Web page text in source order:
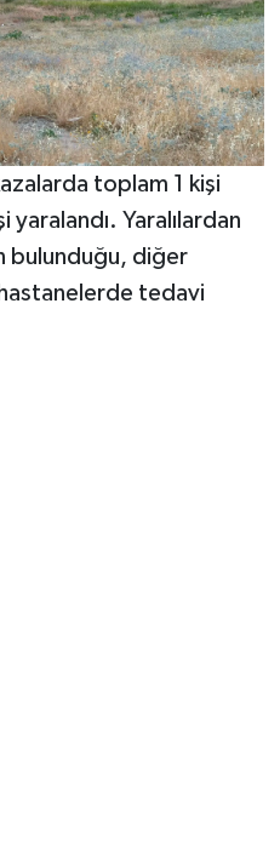
toplam 1 kişi
yaralandı. Yaralılardan
bulunduğu, diğer
tedavi